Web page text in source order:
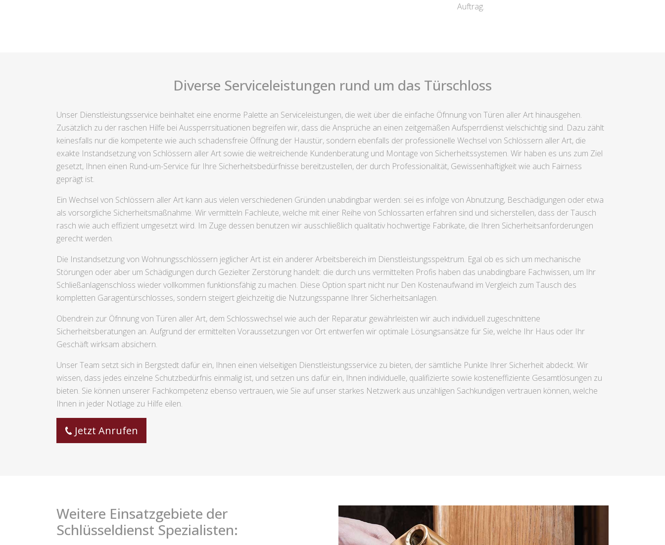
Auftrag.
Diverse Serviceleistungen rund um das Türschloss
Unser Dienstleistungsservice beinhaltet eine enorme Palette an Serviceleistungen, die weit über die einfache Öfnnung von Türen aller Art hinausgehen.
Zusätzlich zu der raschen Hilfe bei Aussperrsituationen begreifen wir, dass die Ansprüche an einen zeitgemäßen Aufsperrdienst vielschichtig sind. Dazu zählt
keinesfalls nur die kompetente wie auch schadensfreie Öffnung der Haustür, sondern ebenfalls der professionelle Wechsel von Schlössern aller Art, die
exakte Instandsetzung von Schlössern aller Art sowie die weitreichende Kundenberatung und Montage von Sicherheitssystemen. Wir haben es uns zum Ziel
gesetzt, Ihnen einen Rund-um-Service für Ihre Sicherheitsbedürfnisse bereitzustellen, der durch Professionalität, Gewissenhaftigkeit wie auch Fairness
geprägt ist.
Ein Wechsel von Schlössern aller Art kann aus vielen verschiedenen Gründen unabdingbar werden: sei es infolge von Abnutzung, Beschädigungen oder etwa
als vorsorgliche Sicherheitsmaßnahme. Wir vermitteln Fachleute, welche mit einer Reihe von Schlossarten erfahren sind und sicherstellen, dass der Tausch
rasch wie auch effizient umgesetzt wird. Im Zuge dessen benutzen wir ausschließlich qualitativ hochwertige Fabrikate, die Ihren Sicherheitsanforderungen
gerecht werden.
Die Instandsetzung von Wohnungsschlössern jeglicher Art ist ein anderer Arbeitsbereich im Dienstleistungsspektrum. Egal ob es sich um mechanische
Störungen oder aber um Schädigungen durch Gezielter Zerstörung handelt: die durch uns vermittelten Profis haben das unabdingbare Fachwissen, um Ihr
Schließanlagenschloss wieder vollkommen funktionsfähig zu machen. Diese Option spart nicht nur Den Kostenaufwand im Vergleich zum Tausch des
kompletten Garagentürschlosses, sondern steigert gleichzeitig die Nutzungsspanne Ihrer Sicherheitsanlagen.
Obendrein zur Öfnnung von Türen aller Art, dem Schlosswechsel wie auch der Reparatur gewährleisten wir auch individuell zugeschnittene
Sicherheitsberatungen an. Aufgrund der ermittelten Voraussetzungen vor Ort entwerfen wir optimale Lösungsansätze für Sie, welche Ihr Haus oder Ihr
Geschäft wirksam absichern.
Unser Team setzt sich in Bergstedt dafür ein, Ihnen einen vielseitigen Dienstleistungsservice zu bieten, der sämtliche Punkte Ihrer Sicherheit abdeckt. Wir
wissen, dass jedes einzelne Schutzbedürfnis einmalig ist, und setzen uns dafür ein, Ihnen individuelle, qualifizierte sowie kosteneffiziente Gesamtlösungen zu
bieten. Sie können unserer Fachkompetenz ebenso vertrauen, wie Sie auf unser starkes Netzwerk aus unzähligen Sachkundigen vertrauen können, welche
Ihnen in jeder Notlage zu Hilfe eilen.
Jetzt Anrufen
Weitere Einsatzgebiete der
Schlüsseldienst Spezialisten: